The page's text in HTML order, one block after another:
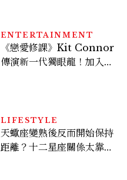
ENTERTAINMENT
《戀愛修課》Kit Connor
傳演新一代獨眼龍！加入新
LIFESTYLE
天蠍座變熟後反而開始保持
距離？十二星座關係太靠近